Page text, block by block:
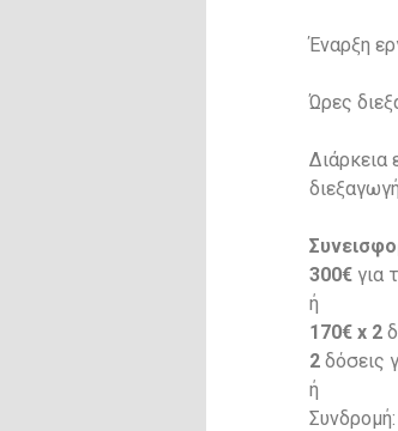
Έναρξη
Ώρες
Διάρκεια
300€ για
ή
170€ x 2
2 δόσεις
ή
Συνδρομή: